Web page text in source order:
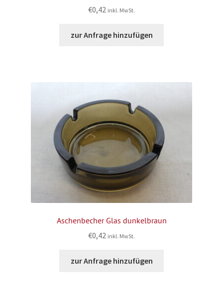
€0,42 inkl. MwSt.
zur Anfrage hinzufügen
Aschenbecher Glas dunkelbraun
€0,42 inkl. MwSt.
zur Anfrage hinzufügen